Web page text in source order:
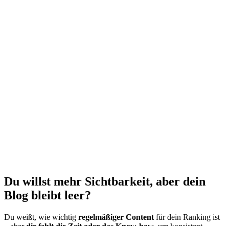
Du willst mehr Sichtbarkeit, aber dein
Blog bleibt leer?
Du weißt, wie wichtig regelmäßiger Content für dein Ranking ist